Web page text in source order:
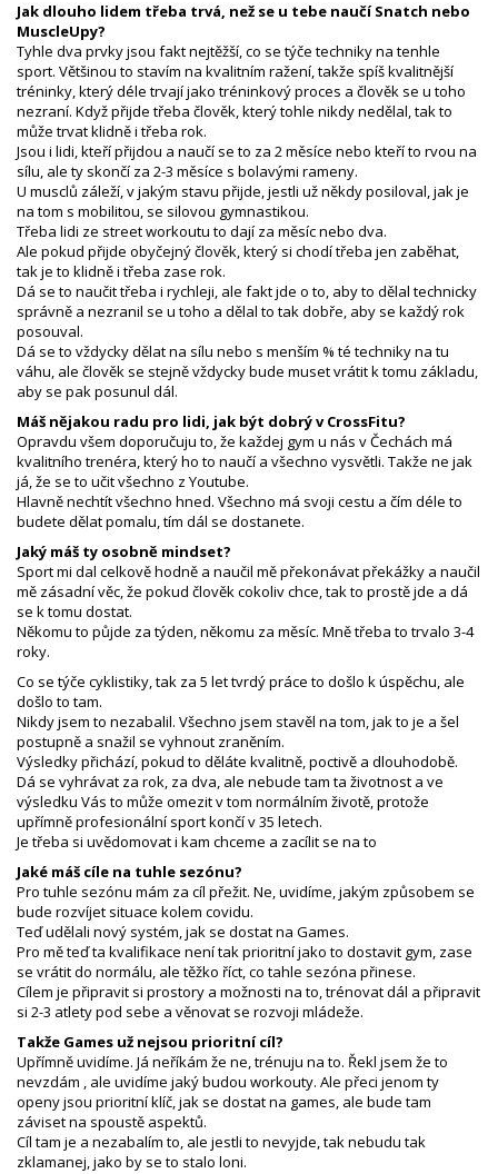
Jak dlouho lidem třeba trvá, než se u tebe naučí Snatch nebo
MuscleUpy?
Tyhle dva prvky jsou fakt nejtěžší, co se týče techniky na tenhle
sport. Většinou to stavím na kvalitním ražení, takže spíš kvalitnější
tréninky, který déle trvají jako tréninkový proces a člověk se u toho
nezraní. Když přijde třeba člověk, který tohle nikdy nedělal, tak to
může trvat klidně i třeba rok.
Jsou i lidi, kteří přijdou a naučí se to za 2 měsíce nebo kteří to rvou na
sílu, ale ty skončí za 2-3 měsíce s bolavými rameny.
U musclů záleží, v jakým stavu přijde, jestli už někdy posiloval, jak je
na tom s mobilitou, se silovou gymnastikou.
Třeba lidi ze street workoutu to dají za měsíc nebo dva.
Ale pokud přijde obyčejný člověk, který si chodí třeba jen zaběhat,
tak je to klidně i třeba zase rok.
Dá se to naučit třeba i rychleji, ale fakt jde o to, aby to dělal technicky
správně a nezranil se u toho a dělal to tak dobře, aby se každý rok
posouval.
Dá se to vždycky dělat na sílu nebo s menším % té techniky na tu
váhu, ale člověk se stejně vždycky bude muset vrátit k tomu základu,
aby se pak posunul dál.
Máš nějakou radu pro lidi, jak být dobrý v CrossFitu?
Opravdu všem doporučuju to, že každej gym u nás v Čechách má
kvalitního trenéra, který ho to naučí a všechno vysvětli. Takže ne jak
já, že se to učit všechno z Youtube.
Hlavně nechtít všechno hned. Všechno má svoji cestu a čím déle to
budete dělat pomalu, tím dál se dostanete.
Jaký máš ty osobně mindset?
Sport mi dal celkově hodně a naučil mě překonávat překážky a naučil
mě zásadní věc, že pokud člověk cokoliv chce, tak to prostě jde a dá
se k tomu dostat.
Někomu to půjde za týden, někomu za měsíc. Mně třeba to trvalo 3-4
roky.
Co se týče cyklistiky, tak za 5 let tvrdý práce to došlo k úspěchu, ale
došlo to tam.
Nikdy jsem to nezabalil. Všechno jsem stavěl na tom, jak to je a šel
postupně a snažil se vyhnout zraněním.
Výsledky přichází, pokud to děláte kvalitně, poctivě a dlouhodobě.
Dá se vyhrávat za rok, za dva, ale nebude tam ta životnost a ve
výsledku Vás to může omezit v tom normálním životě, protože
upřímně profesionální sport končí v 35 letech.
Je třeba si uvědomovat i kam chceme a zacílit se na to
Jaké máš cíle na tuhle sezónu?
Pro tuhle sezónu mám za cíl přežit. Ne, uvidíme, jakým způsobem se
bude rozvíjet situace kolem covidu.
Teď udělali nový systém, jak se dostat na Games.
Pro mě teď ta kvalifikace není tak prioritní jako to dostavit gym, zase
se vrátit do normálu, ale těžko říct, co tahle sezóna přinese.
Cílem je připravit si prostory a možnosti na to, trénovat dál a připravit
si 2-3 atlety pod sebe a věnovat se rozvoji mládeže.
Takže Games už nejsou prioritní cíl?
Upřímně uvidíme. Já neříkám že ne, trénuju na to. Řekl jsem že to
nevzdám , ale uvidíme jaký budou workouty. Ale přeci jenom ty
openy jsou prioritní klíč, jak se dostat na games, ale bude tam
záviset na spoustě aspektů.
Cíl tam je a nezabalím to, ale jestli to nevyjde, tak nebudu tak
zklamanej, jako by se to stalo loni.